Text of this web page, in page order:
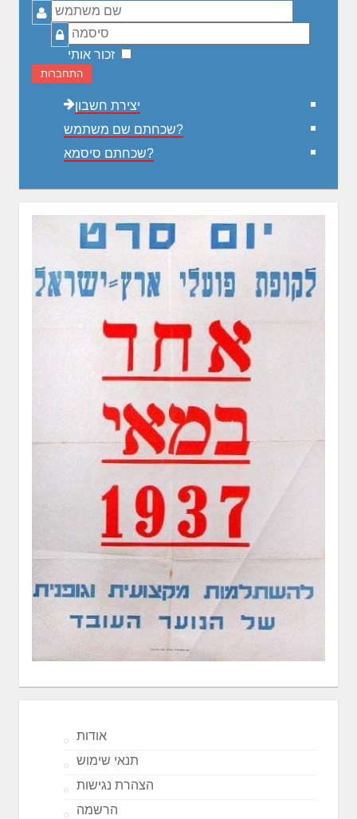
שם
משתמש
סיסמה
זכור אותי
התחברות
יצירת חשבון
שכחתם שם משתמש?
שכחתם סיסמא?
אודות
תנאי שימוש
הצהרת נגישות
הרשמה